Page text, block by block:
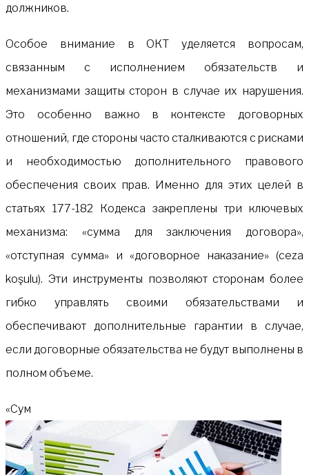
должников.
Особое внимание в ОКТ уделяется вопросам,
связанным с исполнением обязательств и
механизмами защиты сторон в случае их нарушения.
Это особенно важно в контексте договорных
отношений, где стороны часто сталкиваются с рисками
и необходимостью дополнительного правового
обеспечения своих прав. Именно для этих целей в
статьях 177-182 Кодекса закреплены три ключевых
механизма: «сумма для заключения договора»,
«отступная сумма» и «договорное наказание» (ceza
koşulu). Эти инструменты позволяют сторонам более
гибко управлять своими обязательствами и
обеспечивают дополнительные гарантии в случае,
если договорные обязательства не будут выполнены в
полном объеме.
«Сум